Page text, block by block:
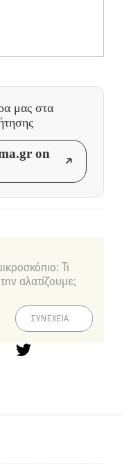
μας στα
on
Τι
αλατίζουμε;
ΣΥΝΕΧΕΙΑ